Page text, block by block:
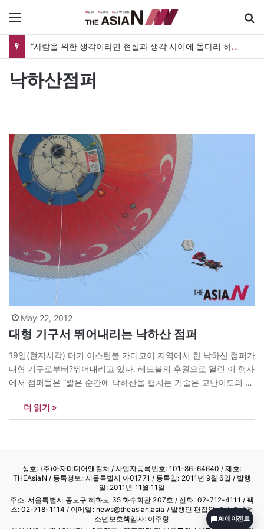
“사람을 위한 생각이라면 현실과 생각 사이에 돌다리 하나는 놓아야 하지 않을까”
낙하산점퍼
May 22, 2012
대형 기구서 뛰어내리는 낙하산 점퍼
19일(현지시각) 터키 이스탄불 카디코이 지역에서 한 낙하산 점퍼가
대형 기구로부터?뛰어내리고 있다. 레드불의 후원으로 열린 이 행사
에서 점퍼들은 “짧은 순간에 낙하산을 펼치는 기술은 고난이도의 기
신사> news@theasian.asia
더 읽기 »
상호: (주)아자미디어앤컬처 /사업자등록번호: 101-86-64640 / 제호:
THEAsiaN / 등록정보: 서울특별시 아01771 / 등록일: 2011년 9월 6일 / 발행
일: 2011년 11월 11일
주소: 서울특별시 종로구 혜화로 35 화수회관 207호 / 전화: 02-712-4111 / 팩
스: 02-718-1114 / 이메일: news@theasian.asia / 발행인·편집인: 이상기 / 청
소년보호책임자: 이주형
AI 에이전트